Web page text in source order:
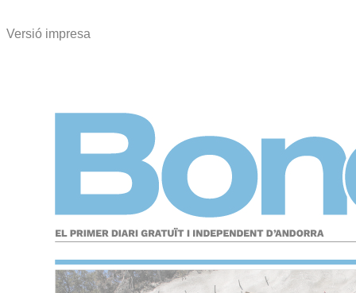
Versió impresa